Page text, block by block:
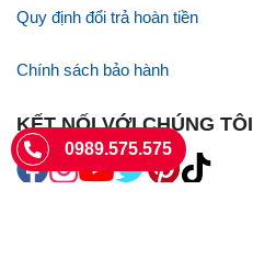
Quy định đổi trả hoàn tiền
Chính sách bảo hành
KẾT NỐI VỚI CHÚNG TÔI
0989.575.575